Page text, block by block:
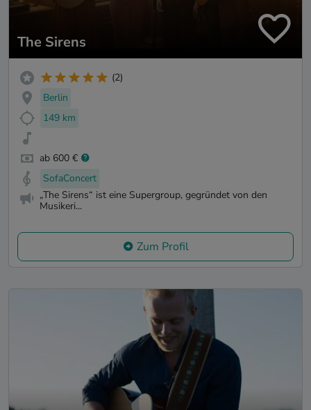
The Sirens
(2)
Berlin
149 km
ab 600 €
SofaConcert
„The Sirens“ ist eine Supergroup, gegründet von den
Musikeri...
Zum Profil